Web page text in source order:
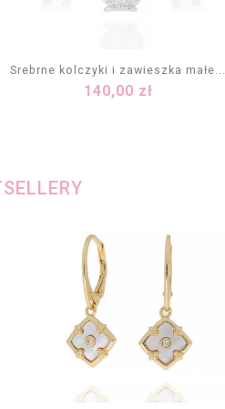
Srebrne kolczyki i zawieszka małe...
Cena
140,00 zł
DODAJ DO KOSZYKA